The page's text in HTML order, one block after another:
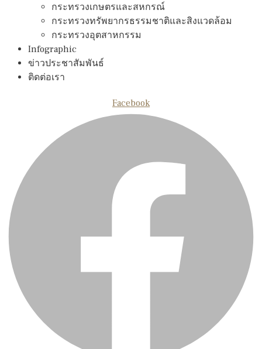
กระทรวงเกษตรและสหกรณ์
กระทรวงทรัพยากรธรรมชาติและสิงแวดล้อม
กระทรวงอุตสาหกรรม
Infographic
ข่าวประชาสัมพันธ์
ติดต่อเรา
Facebook